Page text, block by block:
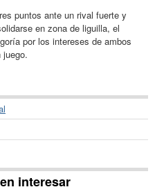
puntos ante un rival fuerte y
en zona de liguilla, el
por los intereses de ambos
interesar